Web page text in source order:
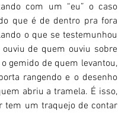
com um “eu” o caso
que é de dentro pra fora
o que se testemunhou
de quem ouviu sobre
gemido de quem levantou,
rangendo e o desenho
abriu a tramela. É isso,
tem um traquejo de contar